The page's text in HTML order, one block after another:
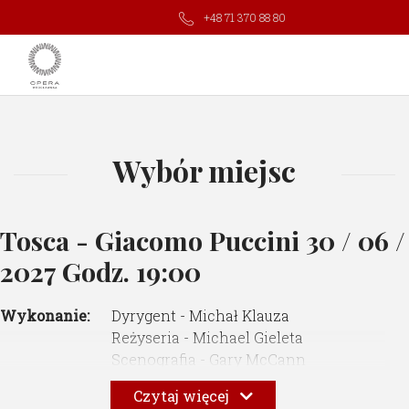
+48 71 370 88 80
Wybór miejsc
Tosca - Giacomo Puccini 30 / 06 /
2027 Godz. 19:00
Wykonanie:
Dyrygent - Michał Klauza
Reżyseria - Michael Gieleta
Scenografia - Gary McCann
Kostiumy - Gary McCann
Reżyseria świateł - Ewa Garniec
Czytaj więcej